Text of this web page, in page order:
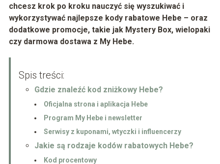
chcesz krok po kroku nauczyć się wyszukiwać i
wykorzystywać najlepsze kody rabatowe Hebe – oraz
dodatkowe promocje, takie jak Mystery Box, wielopaki
czy darmowa dostawa z My Hebe.
Spis treści:
Gdzie znaleźć kod zniżkowy Hebe?
Oficjalna strona i aplikacja Hebe
Program My Hebe i newsletter
Serwisy z kuponami, wtyczki i influencerzy
Jakie są rodzaje kodów rabatowych Hebe?
Kod procentowy